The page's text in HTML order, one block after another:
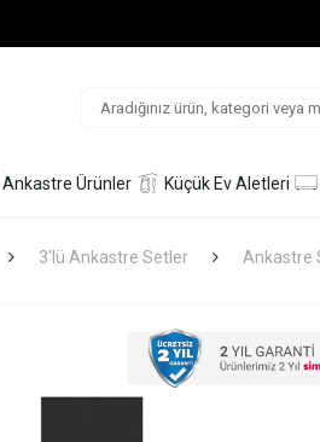
Ankastre Ürünler Küçük Ev Aletleri
3'lü Ankastre Setler Ankastre